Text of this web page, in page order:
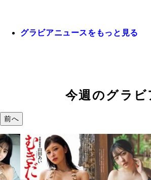
グラビアニュースをもっと見る
今週のグラビ
前へ